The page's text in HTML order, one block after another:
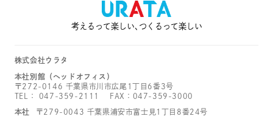
考えるって楽しい､つくるって楽しい
株式会社ウラタ
本社別館（ヘッドオフィス）
〒272-0146 千葉県市川市広尾1丁目6番3号
TEL： 047-359-2111 FAX：047-359-3000
本社 〒279-0043 千葉県浦安市富士見1丁目8番24号